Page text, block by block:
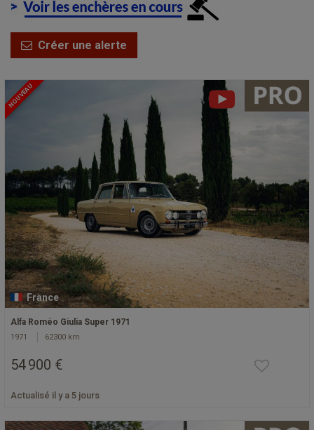
Créer une alerte
NOUVEAU
France
Alfa Roméo Giulia Super 1971
1971 62300 km
54 900 €
Actualisé il y a 5 jours